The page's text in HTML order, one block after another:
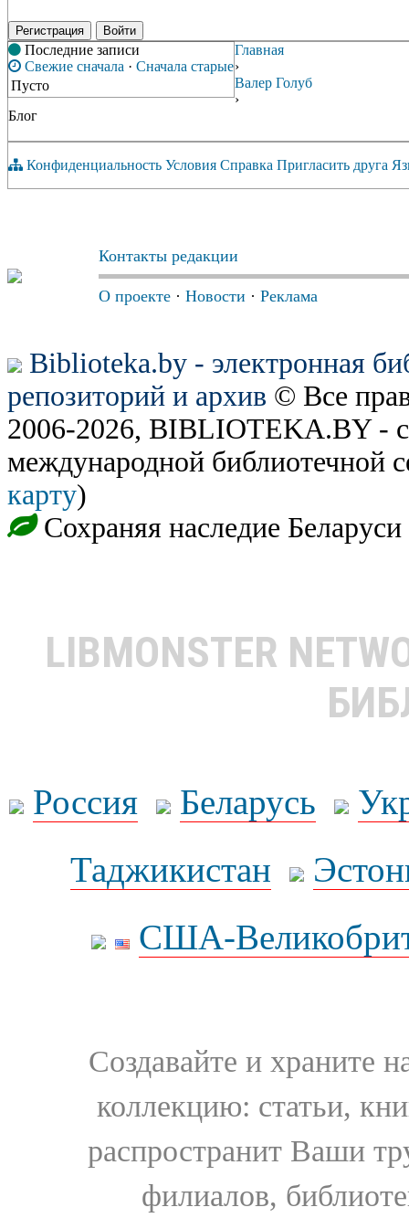
Регистрация Войти
Последние записи
Свежие сначала · Сначала старые
Пусто
Главная
›
Валер Голуб
›
Блог
Конфиденциальность Условия Справка Пригласить друга
Контакты редакции
О проекте · Новости · Реклама
Biblioteka.by - электронная
репозиторий и архив © Все
2006-2026, BIBLIOTEKA.BY -
международной библиотечной
карту)
Сохраняя наследие Беларуси
LIBMONSTER
Россия Беларусь
Таджикистан
США-
Создавайте и храните
коллекцию: статьи,
распространит Ваши
филиалов,